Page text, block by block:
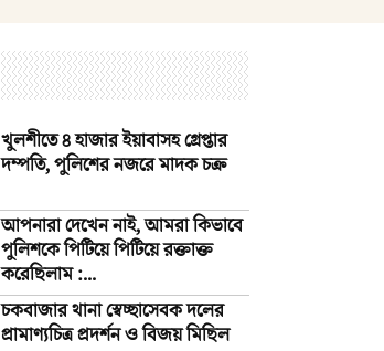
খুলশীতে ৪ হাজার ইয়াবাসহ গ্রেপ্তার
দম্পতি, পুলিশের নজরে মাদক চক্র
আপনারা দেখেন নাই, আমরা কিভাবে
পুলিশকে পিটিয়ে পিটিয়ে রক্তাক্ত
করেছিলাম :...
চকবাজার থানা স্বেচ্ছাসেবক দলের
প্রামাণ্যচিত্র প্রদর্শন ও বিজয় মিছিল